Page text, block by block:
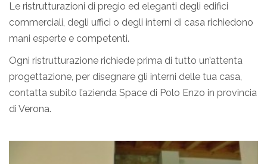
Le ristrutturazioni di pregio ed eleganti degli edifici
commerciali, degli uffici o degli interni di casa richiedono
mani esperte e competenti.
Ogni ristrutturazione richiede prima di tutto un’attenta
progettazione, per disegnare gli interni delle tua casa,
contatta subito l’azienda Space di Polo Enzo in provincia
di Verona.